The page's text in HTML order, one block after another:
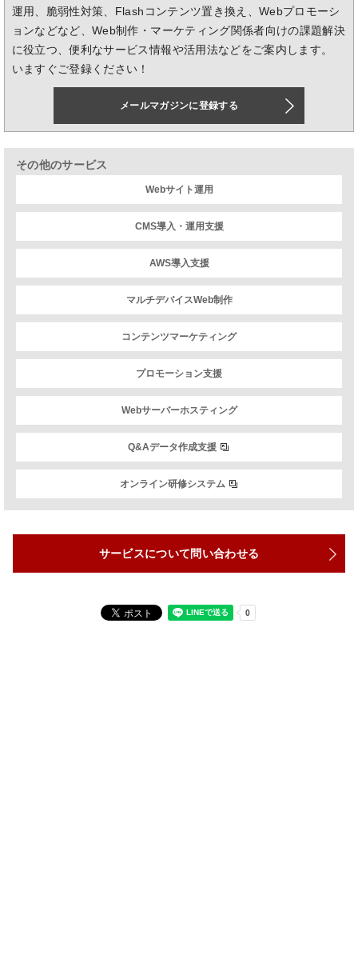
運用、脆弱性対策、Flashコンテンツ置き換え、Webプロモーシ
ョンなどなど、Web制作・マーケティング関係者向けの課題解決
に役立つ、便利なサービス情報や活用法などをご案内します。
いますぐご登録ください！
メールマガジンに登録する
その他のサービス
Webサイト運用
CMS導入・運用支援
AWS導入支援
マルチデバイスWeb制作
コンテンツマーケティング
プロモーション支援
Webサーバーホスティング
Q&Aデータ作成支援
オンライン研修システム
サービスについて問い合わせる